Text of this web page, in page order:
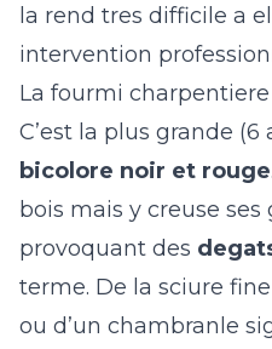
la rend tres difficile a
intervention
La fourmi
C’est la plus grande (6
bicolore noir et rouge
bois mais y creuse
provoquant des
terme. De la sciure
ou d’un chambranle